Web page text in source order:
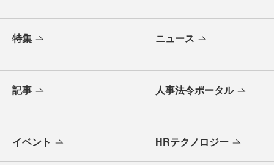
特集 ニュース
記事 人事法令ポータル
イベント HRテクノロジー